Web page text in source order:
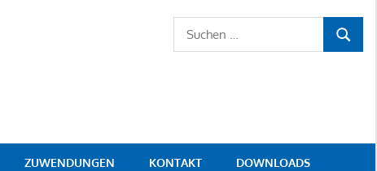
Suchen
nach:
ZUWENDUNGEN KONTAKT DOWNLOADS